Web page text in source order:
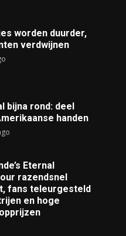
worden duurder,
verdwijnen
bijna rond: deel
handen
Eternal
razendsnel
fans teleurgesteld
en hoge